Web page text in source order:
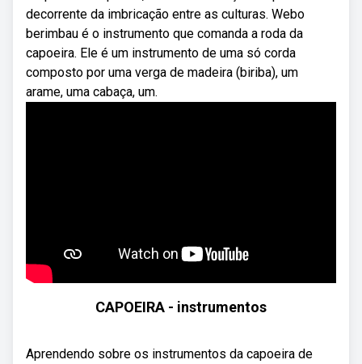
decorrente da imbricação entre as culturas. Webo
berimbau é o instrumento que comanda a roda da
capoeira. Ele é um instrumento de uma só corda
composto por uma verga de madeira (biriba), um
arame, uma cabaça, um.
CAPOEIRA - instrumentos
Aprendendo sobre os instrumentos da capoeira de